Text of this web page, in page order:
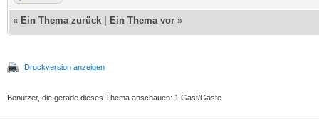
« Ein Thema zurück Ein Thema vor »
Druckversion anzeigen
Benutzer, die gerade dieses Thema anschauen: 1 Gast/Gäste